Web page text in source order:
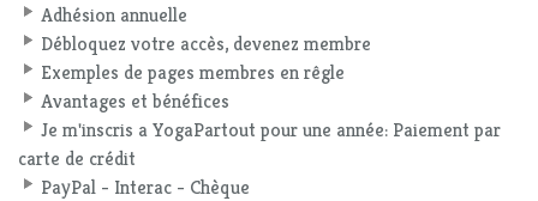
Adhésion annuelle
Débloquez votre accès, devenez membre
Exemples de pages membres en rêgle
Avantages et bénéfices
Je m'inscris a YogaPartout pour une année: Paiement par
carte de crédit
PayPal - Interac - Chèque